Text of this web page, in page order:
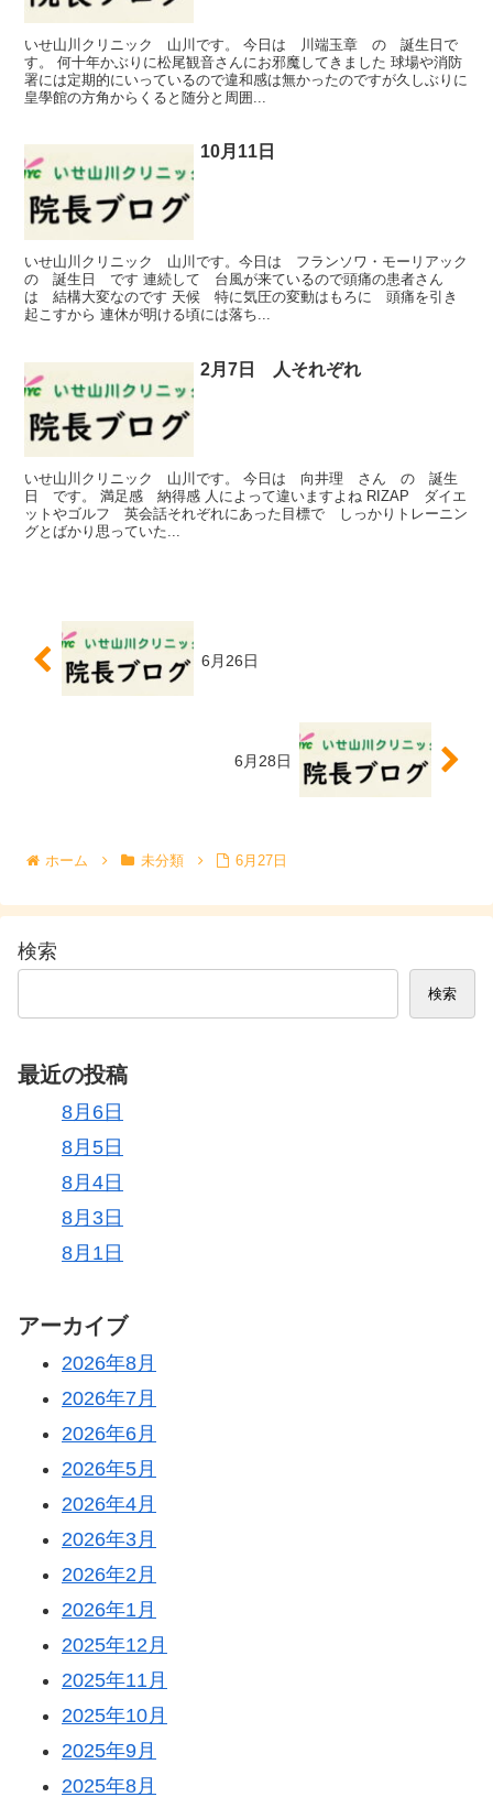
いせ山川クリニック 山川です。 今日は 川端玉章 の 誕生日で
す。 何十年かぶりに松尾観音さんにお邪魔してきました 球場や消防
署には定期的にいっているので違和感は無かったのですが久しぶりに
皇學館の方角からくると随分と周囲...
10月11日
いせ山川クリニック 山川です。今日は フランソワ・モーリアック
の 誕生日 です 連続して 台風が来ているので頭痛の患者さん
は 結構大変なのです 天候 特に気圧の変動はもろに 頭痛を引き
起こすから 連休が明ける頃には落ち...
2月7日 人それぞれ
いせ山川クリニック 山川です。 今日は 向井理 さん の 誕生
日 です。 満足感 納得感 人によって違いますよね RIZAP ダイエ
ットやゴルフ 英会話それぞれにあった目標で しっかりトレーニン
グとばかり思っていた...
6月26日
6月28日
ホーム 未分類 6月27日
検索
検索
最近の投稿
8月6日
8月5日
8月4日
8月3日
8月1日
アーカイブ
2026年8月
2026年7月
2026年6月
2026年5月
2026年4月
2026年3月
2026年2月
2026年1月
2025年12月
2025年11月
2025年10月
2025年9月
2025年8月